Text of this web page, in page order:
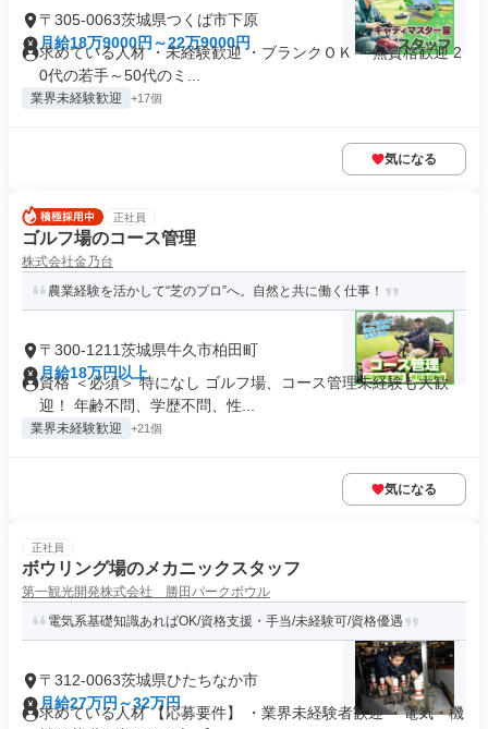
〒305-0063茨城県つくば市下原
月給18万9000円～22万9000円
求めている人材 ・未経験歓迎 ・ブランクＯＫ ・無資格歓迎 2
0代の若手～50代のミ...
業界未経験歓迎 +17個
気になる
正社員
ゴルフ場のコース管理
株式会社金乃台
農業経験を活かして“芝のプロ”へ。自然と共に働く仕事！
〒300-1211茨城県牛久市柏田町
月給18万円以上
資格 ＜必須＞ 特になし ゴルフ場、コース管理未経験も大歓
迎！ 年齢不問、学歴不問、性...
業界未経験歓迎 +21個
気になる
正社員
ボウリング場のメカニックスタッフ
第一観光開発株式会社 勝田パークボウル
電気系基礎知識あればOK/資格支援・手当/未経験可/資格優遇
〒312-0063茨城県ひたちなか市
月給27万円～32万円
求めている人材 【応募要件】 ・業界未経験者歓迎 ・電気・機